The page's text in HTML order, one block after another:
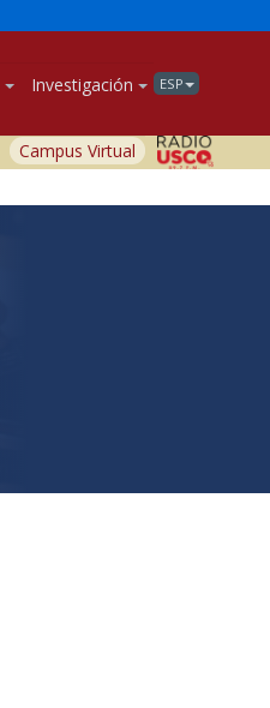
Investigación ESP
Campus Virtual